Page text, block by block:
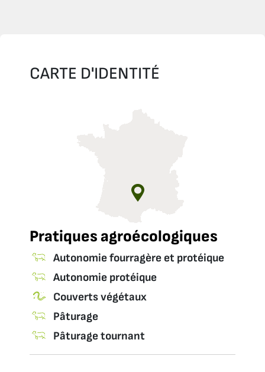
CARTE D'IDENTITÉ
Pratiques agroécologiques
Autonomie fourragère et protéique
Autonomie protéique
Couverts végétaux
Pâturage
Pâturage tournant